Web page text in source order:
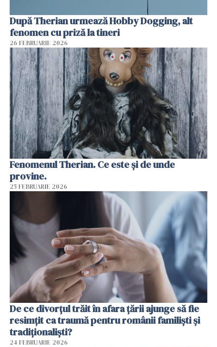
După Therian urmează Hobby Dogging, alt
fenomen cu priză la tineri
26 FEBRUARIE 2026
Fenomenul Therian. Ce este și de unde
provine.
25 FEBRUARIE 2026
De ce divorțul trăit în afara țării ajunge să fie
resimțit ca traumă pentru românii familiști și
tradiționaliști?
24 FEBRUARIE 2026